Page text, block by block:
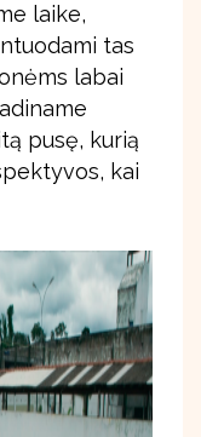
laike,
tas
labai
pusę, kurią
kai